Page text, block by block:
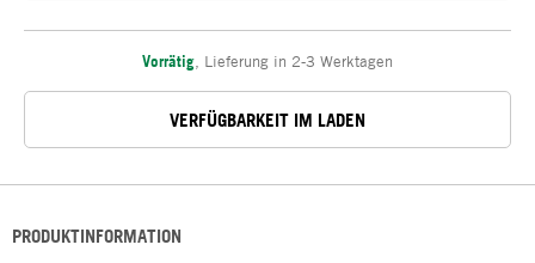
Vorrätig Lieferung in 2-3 Werktagen
VERFÜGBARKEIT IM LADEN
PRODUKTINFORMATION